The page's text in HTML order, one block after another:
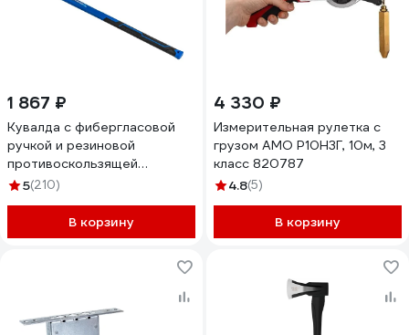
1 867 ₽
Кувалда с фибергласовой
ручкой и резиновой
противоскользящей
накладкой Forsage (3000г, L
T7832(56671)
5(210)
В корзину
4 330 ₽
Измерительная рулетка с
грузом AMO Р10Н3Г, 10м, 3
класс 820787
4.8(5)
В корзину